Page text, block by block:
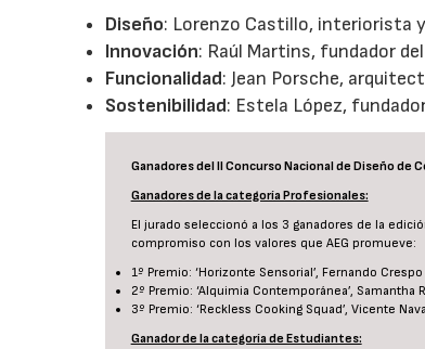
Diseño: Lorenzo Castillo, interiorista
Innovación: Raúl Martins, fundador
Funcionalidad: Jean Porsche,
Sostenibilidad: Estela López,
Ganadores del II Concurso Nacional de Diseño de
Ganadores de la categoría Profesionales:
El jurado seleccionó a los 3 ganadores de la
compromiso con los valores que AEG promueve:
1º Premio: ‘Horizonte Sensorial’, Fernando
2º Premio: ‘Alquimia Contemporánea’, Samantha
3º Premio: ‘Reckless Cooking Squad’, Vicente
Ganador de la categoría de Estudiantes: